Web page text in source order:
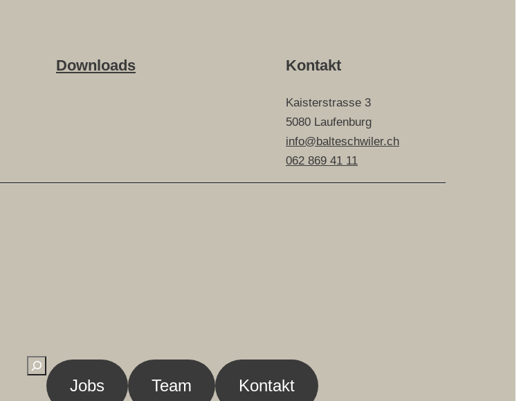
Downloads Kontakt
Kaisterstrasse 3
5080 Laufenburg
info@balteschwiler.ch
062 869 41 11
Suchen
Jobs Team Kontakt